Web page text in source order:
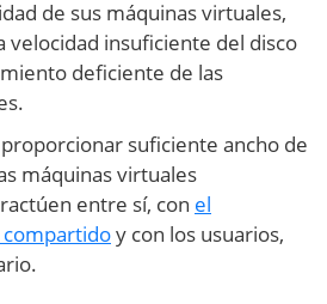
de sus máquinas virtuales,
velocidad insuficiente del disco
deficiente de las
suficiente ancho de
máquinas virtuales
entre sí, con el
y con los usuarios,